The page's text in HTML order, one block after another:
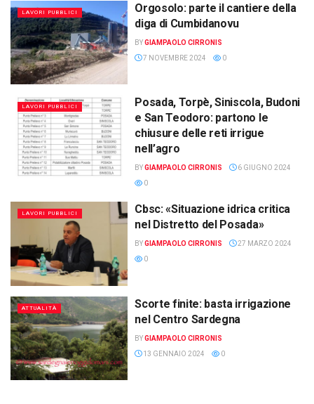
LAVORI PUBBLICI
Orgosolo: parte il cantiere della
diga di Cumbidanovu
BYGIAMPAOLO CIRRONIS
7 NOVEMBRE 2024
0
LAVORI PUBBLICI
Posada, Torpè, Siniscola, Budoni
e San Teodoro: partono le
chiusure delle reti irrigue
nell’agro
BYGIAMPAOLO CIRRONIS
6 GIUGNO 2024
0
LAVORI PUBBLICI
Cbsc: «Situazione idrica critica
nel Distretto del Posada»
BYGIAMPAOLO CIRRONIS
27 MARZO 2024
0
ATTUALITÀ
Scorte finite: basta irrigazione
nel Centro Sardegna
BYGIAMPAOLO CIRRONIS
13 GENNAIO 2024
0